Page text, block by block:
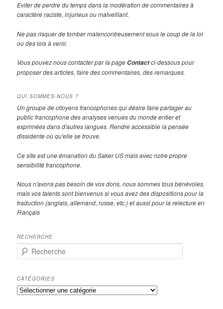
Eviter de perdre du temps dans la modération de commentaires à
caractère raciste, injurieux ou malveillant.
Ne pas risquer de tomber malencontreusement sous le coup de la loi
ou des lois à venir.
Vous pouvez nous contacter par la page Contactci-dessous pour
proposer des articles, faire des commentaires, des remarques.
QUI SOMMES-NOUS ?
Un groupe de citoyens francophones qui désire faire partager au
public francophone des analyses venues du monde entier et
exprimées dans d'autres langues. Rendre accessible la pensée
dissidente où qu'elle se trouve.
Ce site est une émanation du Saker US mais avec notre propre
sensibilité francophone.
Nous n'avons pas besoin de vos dons, nous sommes tous bénévoles,
mais vos talents sont bienvenus si vous avez des dispositions pour la
traduction (anglais, allemand, russe, etc.) et aussi pour la relecture en
Français
RECHERCHE
e
h
e
r
CATÉGORIES
Catégories